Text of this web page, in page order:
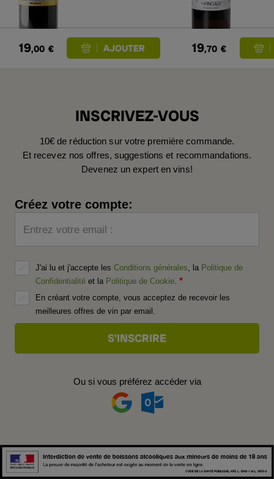
19,00 € 19,70 €
INSCRIVEZ-VOUS
10€ de réduction sur votre première commande.
Et recevez nos offres, suggestions et recommandations.
Devenez un expert en vins!
Créez votre compte:
Entrez votre email :
J'ai lu et j'accepte les Conditions générales , la Politique de
Confidentialité et la Politique de Cookie
En créant votre compte, vous acceptez de recevoir les
meilleures offres de vin par email.
Ou si vous préférez accéder via